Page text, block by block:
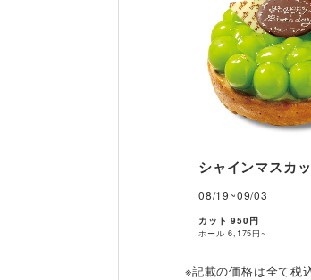
シャインマスカ
08/19~09/03
カット 950円
ホール6,175円~
※記載の価格は全て税